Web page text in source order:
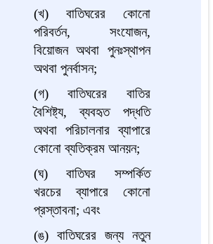
(খ) বাতিঘরের কোনো
পরিবর্তন, সংযোজন,
বিয়োজন অথবা পুনঃস্থাপন
অথবা পুনর্বাসন;
(গ) বাতিঘরের বাতির
বৈশিষ্ট্য, ব্যবহৃত পদ্ধতি
অথবা পরিচালনার ব্যাপারে
কোনো ব্যতিক্রম আনয়ন;
(ঘ) বাতিঘর সম্পর্কিত
খরচের ব্যাপারে কোনো
প্রস্তাবনা; এবং
(ঙ) বাতিঘরের জন্য নতুন